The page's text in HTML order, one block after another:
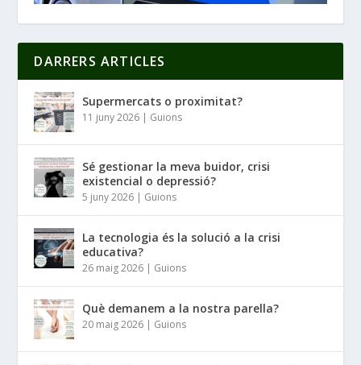
DARRERS ARTICLES
Supermercats o proximitat?
11 juny 2026 | Guions
Sé gestionar la meva buidor, crisi
existencial o depressió?
5 juny 2026 | Guions
La tecnologia és la solució a la crisi
educativa?
26 maig 2026 | Guions
Què demanem a la nostra parella?
20 maig 2026 | Guions